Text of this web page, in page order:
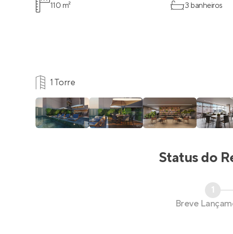
110 m² 3 banheiros
1 Torre
Status do
1
Breve